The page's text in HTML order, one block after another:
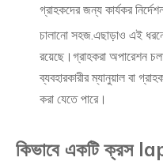
গ্রাহকদের জন্য কার্যকর
চালানো সহজ.এছাড়াও এই
রয়েছে।গ্রাহকরা অপারেশন
ব্যবহারকারীর ম্যানুয়াল বা
করা যেতে পারে।
কিভাবে একটি ক্রস